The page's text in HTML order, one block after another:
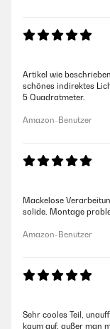
Artikel wie
schönes indirektes
5 Quadratmeter.
Amazon-Benutzer
Mackelose
solide. Montage
Amazon-Benutzer
Sehr cooles Teil,
kaum auf, außer man